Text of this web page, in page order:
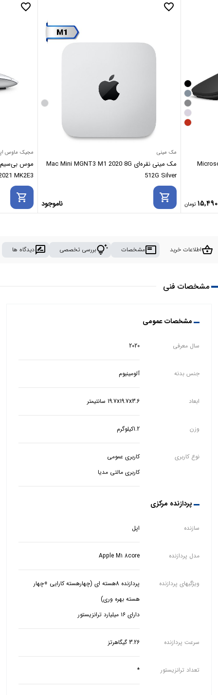
favorite_border
مک مینی
مک مینی نقره‌ای Mac Mini MGNT3 M1 2020 8G
512G Silver
ناموجود
shopping_cart
favorite_border
مجیک ماوس
MK2E3
shopping_cart
shopping_basketاطلاعات خرید featured_play_listمشخصات tips_and_updatesبررسی تخصصی rate_reviewدیدگاه ها
مشخصات فنی
مشخصات عمومی
سال معرفی 2020
جنس بدنه آلومینیوم
ابعاد 19.7x19.7x3.6 سانتیمتر
وزن 1.2کیلوگرم
نوع کاربری
کاربری مالتی مدیا
پردازنده مرکزی
سازنده اپل
مدل پردازنده Apple M۱ 8core
ویژگیهای پردازنده
پردازنده 8هسته ای (چهارهسته کارایی +چهار
هسته بهره وری)
دارای ۱۶ میلیارد ترانزیستور
سرعت پردازنده 3.26 گیگاهرتز
تعداد ترانزیستور *